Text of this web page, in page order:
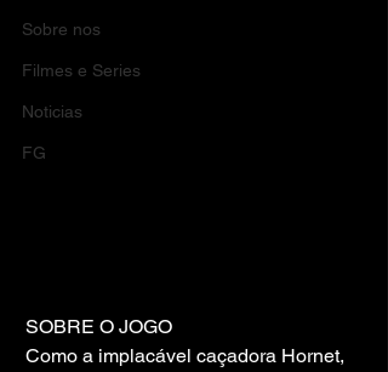
Sobre nos
Filmes e Series
Noticias
FG
SOBRE O JOGO
Como a implacável caçadora Hornet,